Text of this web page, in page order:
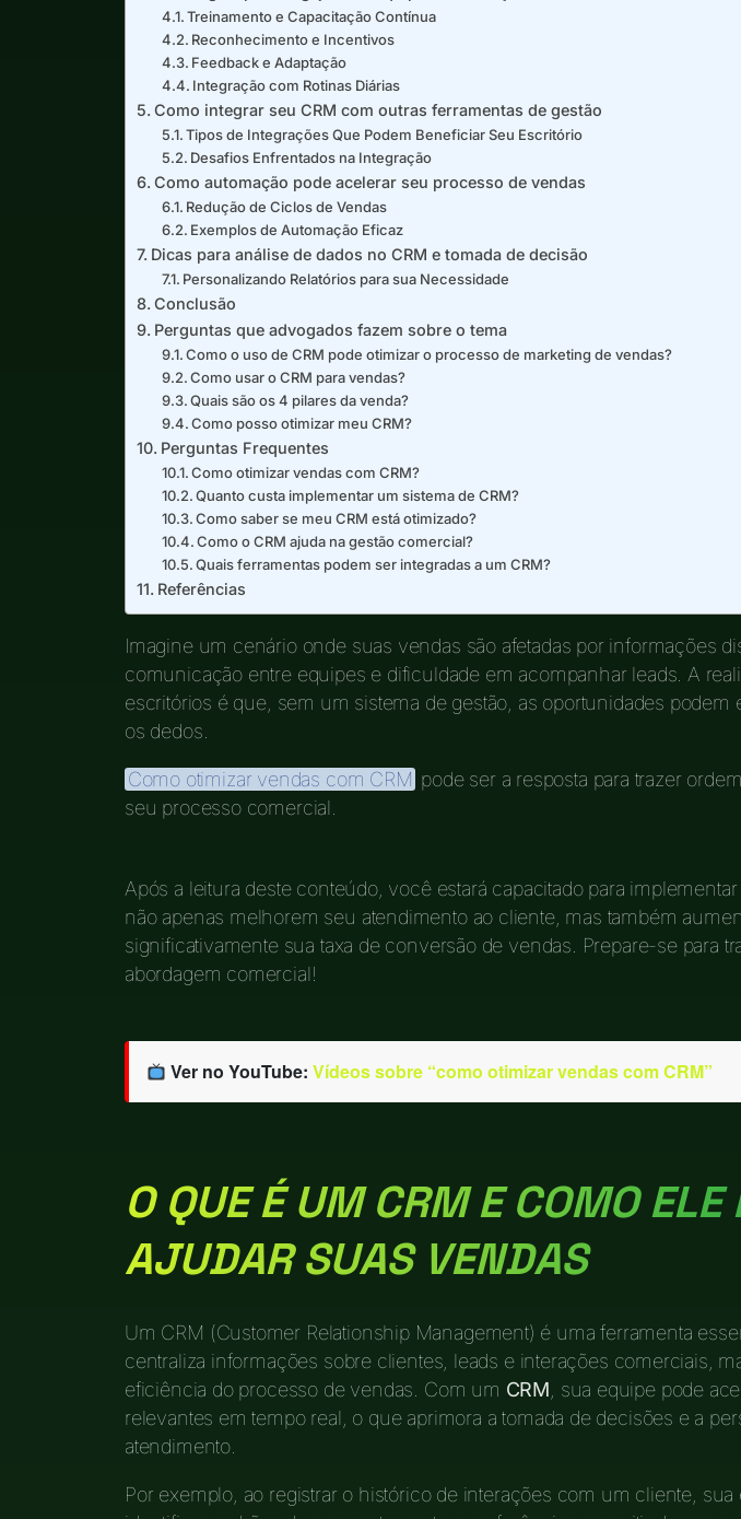
Treinamento e Capacitação Contínua
Reconhecimento e Incentivos
Feedback e Adaptação
Integração com Rotinas Diárias
Como integrar seu CRM com outras ferramentas de gestão
Tipos de Integrações Que Podem Beneficiar Seu Escritório
Desafios Enfrentados na Integração
Como automação pode acelerar seu processo de vendas
Redução de Ciclos de Vendas
Exemplos de Automação Eficaz
Dicas para análise de dados no CRM e tomada de decisão
Personalizando Relatórios para sua Necessidade
Conclusão
Perguntas que advogados fazem sobre o tema
Como o uso de CRM pode otimizar o processo de marketing de vendas?
Como usar o CRM para vendas?
Quais são os 4 pilares da venda?
Como posso otimizar meu CRM?
Perguntas Frequentes
Como otimizar vendas com CRM?
Quanto custa implementar um sistema de CRM?
Como saber se meu CRM está otimizado?
Como o CRM ajuda na gestão comercial?
Quais ferramentas podem ser integradas a um CRM?
Referências
Imagine um cenário onde suas vendas são afetadas por informações
comunicação entre equipes e dificuldade em acompanhar leads. A
escritórios é que, sem um sistema de gestão, as oportunidades podem
os dedos.
Como otimizar vendas com CRM pode ser a resposta para trazer
seu processo comercial.
Após a leitura deste conteúdo, você estará capacitado para
não apenas melhorem seu atendimento ao cliente, mas também
significativamente sua taxa de conversão de vendas. Prepare-se para
abordagem comercial!
Ver no YouTube: Vídeos sobre “como otimizar vendas com CRM”
O QUE É UM CRM E COMO ELE
AJUDAR SUAS VENDAS
Um CRM (Customer Relationship Management) é uma ferramenta
centraliza informações sobre clientes, leads e interações comerciais,
eficiência do processo de vendas. Com um CRM, sua equipe pode
relevantes em tempo real, o que aprimora a tomada de decisões e a
atendimento.
Por exemplo, ao registrar o histórico de interações com um cliente, sua